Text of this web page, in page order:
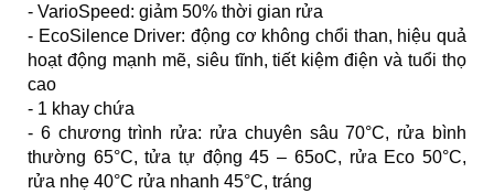
- VarioSpeed: giảm 50% thời gian rửa
- EcoSilence Driver: động cơ không chổi than, hiệu quả
hoạt động mạnh mẽ, siêu tĩnh, tiết kiệm điện và tuổi thọ
cao
- 1 khay chứa
- 6 chương trình rửa: rửa chuyên sâu 70°C, rửa bình
thường 65°C, tửa tự động 45 – 65oC, rửa Eco 50°C,
rửa nhẹ 40°C rửa nhanh 45°C, tráng